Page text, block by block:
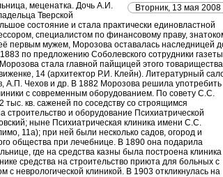
Вторник, 13 мая 2008
меценатка. Дочь А.И.
Тверской
состояние и стала практически единовластной
специалистом по финансовому праву,
первым мужем, Морозова оставалась наследницей
по предложению Соболевского сотрудники газеты
стала главной пайщицей этого
14 (архитектор Р.И. Клейн). Литературный
Чехов и др. В 1882 Морозова решила употребить
с современным оборудованием. По совету С.С.
кв. саженей по соседству со строящимся
строительство и оборудование Психиатрической
ныне Психиатрическая клиника имени С.С.
11а); при ней были несколько садов, огород и
общества при лечебнице. В 1890 она подарила
где на средства казны была построена клиника
средства на строительство приюта для больных с
неврологической клиникой. В 1903 откликнулась на